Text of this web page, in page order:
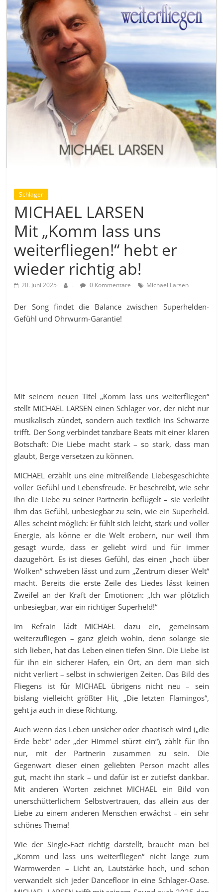
Schlager
MICHAEL LARSEN
Mit „Komm lass uns
weiterfliegen!“ hebt er
wieder richtig ab!
20. Juni 2025 . 0 Kommentare Michael Larsen
Der Song findet die Balance zwischen Superhelden-
Gefühl und Ohrwurm-Garantie!
Mit seinem neuen Titel „Komm lass uns weiterfliegen“
stellt MICHAEL LARSEN einen Schlager vor, der nicht nur
musikalisch zündet, sondern auch textlich ins Schwarze
trifft. Der Song verbindet tanzbare Beats mit einer klaren
Botschaft: Die Liebe macht stark – so stark, dass man
glaubt, Berge versetzen zu können.
MICHAEL erzählt uns eine mitreißende Liebesgeschichte
voller Gefühl und Lebensfreude. Er beschreibt, wie sehr
ihn die Liebe zu seiner Partnerin beflügelt – sie verleiht
ihm das Gefühl, unbesiegbar zu sein, wie ein Superheld.
Alles scheint möglich: Er fühlt sich leicht, stark und voller
Energie, als könne er die Welt erobern, nur weil ihm
gesagt wurde, dass er geliebt wird und für immer
dazugehört. Es ist dieses Gefühl, das einen „hoch über
Wolken“ schweben lässt und zum „Zentrum dieser Welt“
macht. Bereits die erste Zeile des Liedes lässt keinen
Zweifel an der Kraft der Emotionen: „Ich war plötzlich
unbesiegbar, war ein richtiger Superheld!“
Im Refrain lädt MICHAEL dazu ein, gemeinsam
weiterzufliegen – ganz gleich wohin, denn solange sie
sich lieben, hat das Leben einen tiefen Sinn. Die Liebe ist
für ihn ein sicherer Hafen, ein Ort, an dem man sich
nicht verliert – selbst in schwierigen Zeiten. Das Bild des
Fliegens ist für MICHAEL übrigens nicht neu – sein
bislang vielleicht größter Hit, „Die letzten Flamingos“,
geht ja auch in diese Richtung.
Auch wenn das Leben unsicher oder chaotisch wird („die
Erde bebt“ oder „der Himmel stürzt ein“), zählt für ihn
nur, mit der Partnerin zusammen zu sein. Die
Gegenwart dieser einen geliebten Person macht alles
gut, macht ihn stark – und dafür ist er zutiefst dankbar.
Mit anderen Worten zeichnet MICHAEL ein Bild von
unerschütterlichem Selbstvertrauen, das allein aus der
Liebe zu einem anderen Menschen erwächst – ein sehr
schönes Thema!
Wie der Single-Fact richtig darstellt, braucht man bei
„Komm und lass uns weiterfliegen“ nicht lange zum
Warmwerden – Licht an, Lautstärke hoch, und schon
verwandelt sich jeder Dancefloor in eine Schlager-Oase.